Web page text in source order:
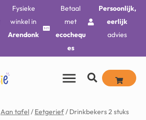
Fysieke
winkel in
Arendonk
Betaal
met
ecochequ
es
Persoonlijk,
eerlijk
advies
Aan tafel/ Eetgerief/ Drinkbekers 2 stuks